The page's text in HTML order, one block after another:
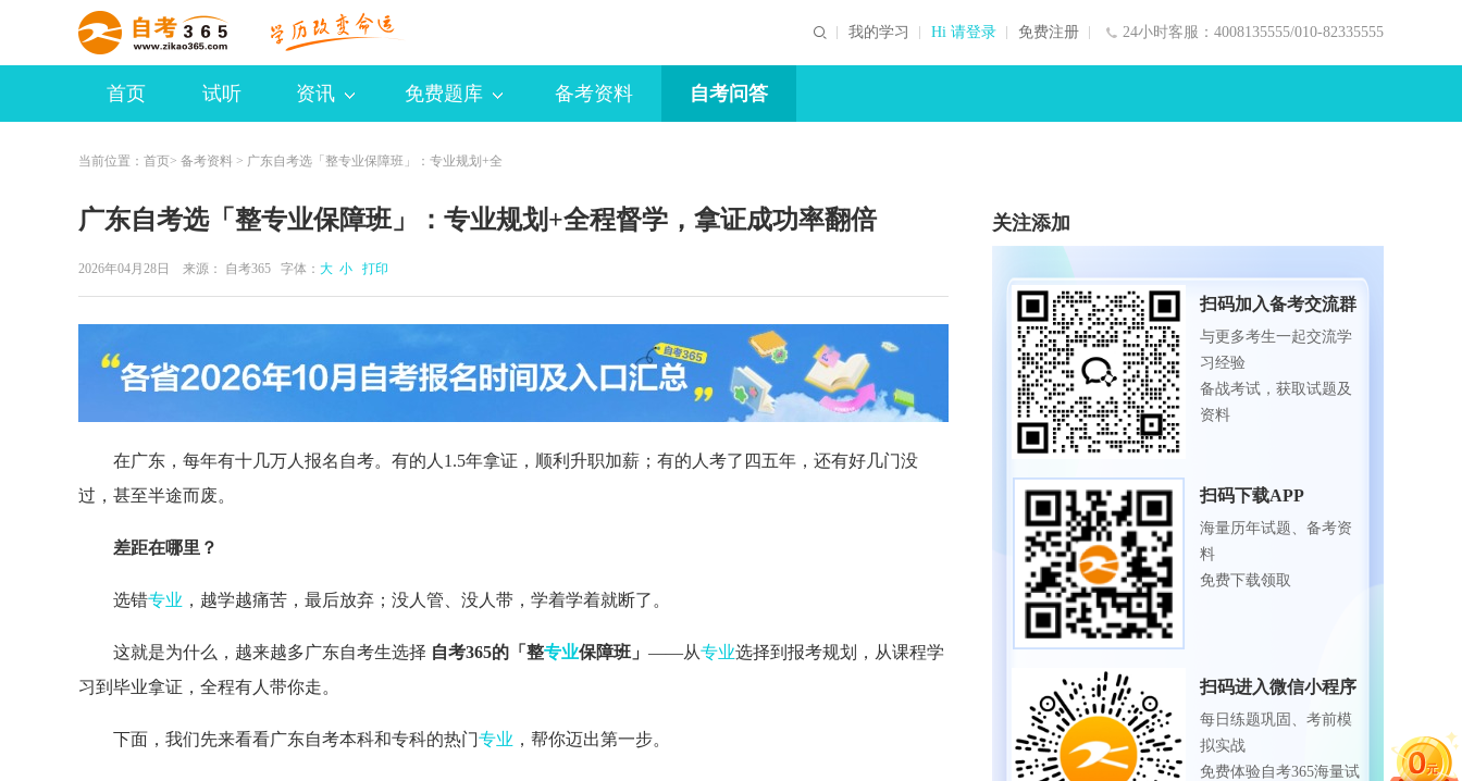
24小时客服：4008135555/010-82335555
我的学习 Hi 请登录 免费注册
首页 试听 资讯 免费题库 备考资料 自考问答
当前位置： 首页> 备考资料 > 广东自考选「整专业保障班」：专业规划+全
广东自考选「整专业保障班」：专业规划+全程督学，拿证成功率翻倍
2026年04月28日 来源： 自考365 字体： 大 小 打印
在广东，每年有十几万人报名自考。有的人1.5年拿证，顺利升职加薪；有的人考了四五年，还有好几门没
过，甚至半途而废。
差距在哪里？
选错专业 ，越学越痛苦，最后放弃；没人管、没人带，学着学着就断了。
这就是为什么，越来越多广东自考生选择 自考365的「整专业保障班」 ——从专业选择到报考规划，从课程学
习到毕业拿证，全程有人带你走。
下面，我们先来看看广东自考本科和专科的热门专业 ，帮你迈出第一步。
关注添加
扫码加入备考交流群
与更多考生一起交流学
习经验
备战考试，获取试题及
资料
扫码下载APP
海量历年试题、备考资
料
免费下载领取
扫码进入微信小程序
每日练题巩固、考前模
拟实战
免费体验自考365海量试